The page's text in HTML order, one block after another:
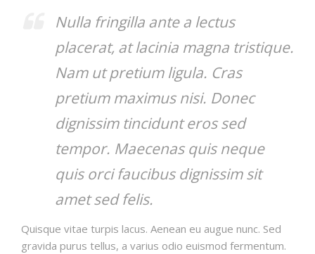
Nulla fringilla ante a lectus
placerat, at lacinia magna tristique.
Nam ut pretium ligula. Cras
pretium maximus nisi. Donec
dignissim tincidunt eros sed
tempor. Maecenas quis neque
quis orci faucibus dignissim sit
amet sed felis.
Quisque vitae turpis lacus. Aenean eu augue nunc. Sed
gravida purus tellus, a varius odio euismod fermentum.